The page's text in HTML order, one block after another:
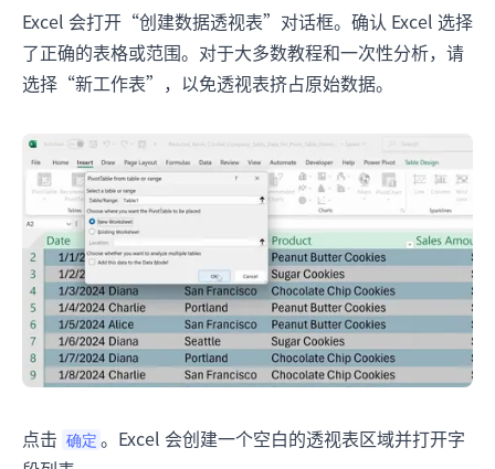
Excel 会打开“创建数据透视表”对话框。确认 Excel 选择
了正确的表格或范围。对于大多数教程和一次性分析，请
选择“新工作表”，以免透视表挤占原始数据。
点击 确定 。Excel 会创建一个空白的透视表区域并打开字